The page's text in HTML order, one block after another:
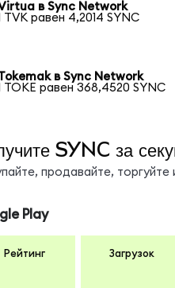
в Sync Network
TVK равен 4,2014 SYNC
в Sync Network
TOKE равен 368,4520 SYNC
SYNC за
продавайте,
Play
Рейтинг Загрузок